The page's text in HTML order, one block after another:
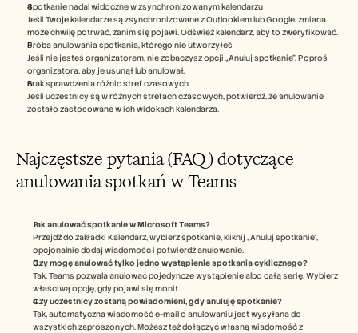
Spotkanie nadal widoczne w zsynchronizowanym kalendarzu
Jeśli Twoje kalendarze są zsynchronizowane z Outlookiem lub Google, zmiana
może chwilę potrwać, zanim się pojawi. Odśwież kalendarz, aby to zweryfikować.
Próba anulowania spotkania, którego nie utworzyłeś
Jeśli nie jesteś organizatorem, nie zobaczysz opcji „Anuluj spotkanie”. Poproś
organizatora, aby je usunął lub anulował.
Brak sprawdzenia różnic stref czasowych
Jeśli uczestnicy są w różnych strefach czasowych, potwierdź, że anulowanie
zostało zastosowane w ich widokach kalendarza.
Najczęstsze pytania (FAQ) dotyczące
anulowania spotkań w Teams
Jak anulować spotkanie w Microsoft Teams?
Przejdź do zakładki Kalendarz, wybierz spotkanie, kliknij „Anuluj spotkanie”,
opcjonalnie dodaj wiadomość i potwierdź anulowanie.
Czy mogę anulować tylko jedno wystąpienie spotkania cyklicznego?
Tak, Teams pozwala anulować pojedyncze wystąpienie albo całą serię. Wybierz
właściwą opcję, gdy pojawi się monit.
Czy uczestnicy zostaną powiadomieni, gdy anuluję spotkanie?
Tak, automatyczna wiadomość e-mail o anulowaniu jest wysyłana do
wszystkich zaproszonych. Możesz też dołączyć własną wiadomość z